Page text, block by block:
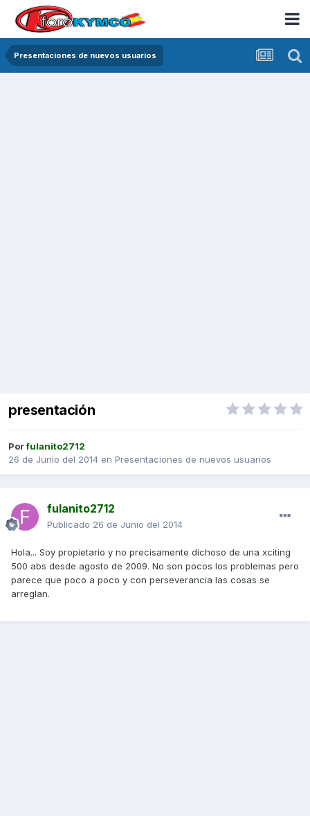
Presentaciones de nuevos usuarios
presentación
Porfulanito2712
26 de Junio del 2014 en Presentaciones de nuevos usuarios
fulanito2712
Publicado 26 de Junio del 2014
Hola... Soy propietario y no precisamente dichoso de una xciting
500 abs desde agosto de 2009. No son pocos los problemas pero
parece que poco a poco y con perseverancia las cosas se
arreglan.